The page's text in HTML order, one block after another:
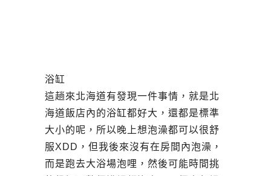
浴缸
這趟來北海道有發現一件事情，就是北
海道飯店內的浴缸都好大，還都是標準
大小的呢，所以晚上想泡澡都可以很舒
服XDD，但我後來沒有在房間內泡澡，
而是跑去大浴場泡哩，然後可能時間挑